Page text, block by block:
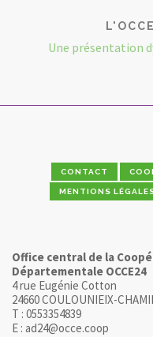
Une présentation
CONTACT
MENTIONS
Office central de la
Départementale OCCE24
4 rue Eugénie Cotton
24660 COULOUNIEIX-
T : 0553354839
E : ad24@occe.coop